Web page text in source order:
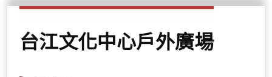
台江文化中心戶外廣場